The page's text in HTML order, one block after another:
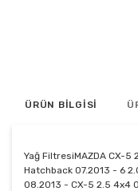
ÜRÜN BİLGİSİ
Yağ FiltresiMAZDA CX-5
Hatchback 07.2013 - 6
08.2013 - CX-5 2.5 4x4